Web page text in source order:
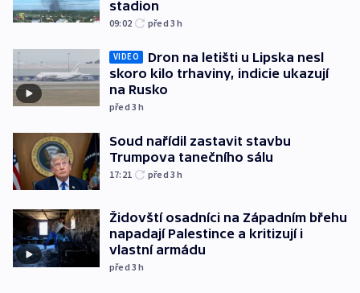
stadion
09:02 před 3h
VIDEO
Dron na letišti u Lipska nesl
skoro kilo trhaviny, indicie ukazují
na Rusko
před 3h
Soud nařídil zastavit stavbu
Trumpova tanečního sálu
17:21 před 3h
Židovští osadníci na Západním břehu
napadají Palestince a kritizují i
vlastní armádu
před 3h